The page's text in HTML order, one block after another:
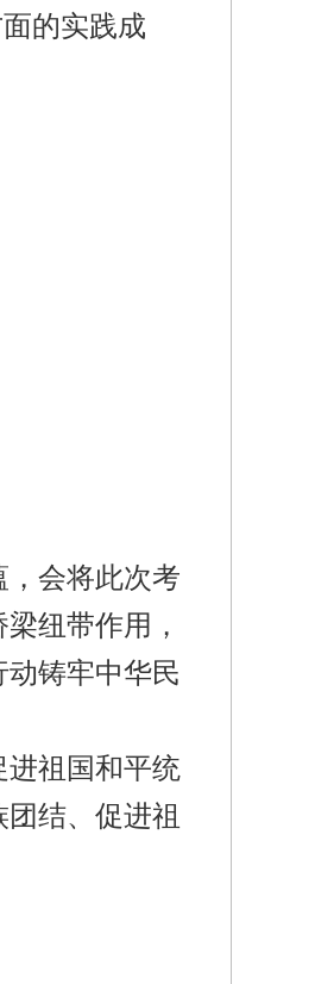
的实践成
会将此次考
纽带作用，
铸牢中华民
进祖国和平统
结、促进祖